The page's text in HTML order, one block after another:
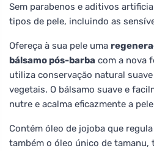
Sem parabenos e aditivos
tipos de pele, incluindo as
Ofereça à sua pele uma
bálsamo pós-barba com a nova
utiliza conservação natural
vegetais. O bálsamo suave e
nutre e acalma eficazmente a
Contém óleo de jojoba que
também o óleo único de tamanu,